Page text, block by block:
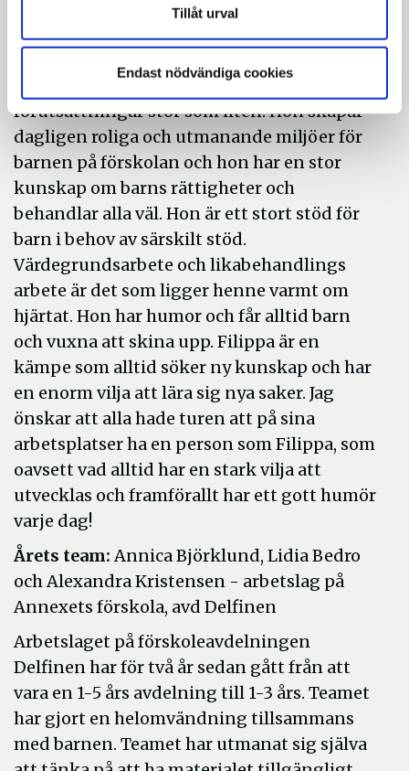
Tillåt urval
Endast nödvändiga cookies
allas lika värde, att alla har och får samma
förutsättningar stor som liten. Hon skapar
dagligen roliga och utmanande miljöer för
barnen på förskolan och hon har en stor
kunskap om barns rättigheter och
behandlar alla väl. Hon är ett stort stöd för
barn i behov av särskilt stöd.
Värdegrundsarbete och likabehandlings
arbete är det som ligger henne varmt om
hjärtat. Hon har humor och får alltid barn
och vuxna att skina upp. Filippa är en
kämpe som alltid söker ny kunskap och har
en enorm vilja att lära sig nya saker. Jag
önskar att alla hade turen att på sina
arbetsplatser ha en person som Filippa, som
oavsett vad alltid har en stark vilja att
utvecklas och framförallt har ett gott humör
varje dag!
Årets team:Annica Björklund, Lidia Bedro
och Alexandra Kristensen - arbetslag på
Annexets förskola, avd Delfinen
Arbetslaget på förskoleavdelningen
Delfinen har för två år sedan gått från att
vara en 1-5 års avdelning till 1-3 års. Teamet
har gjort en helomvändning tillsammans
med barnen. Teamet har utmanat sig själva